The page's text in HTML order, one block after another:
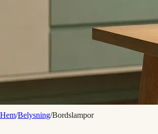
Hem/Belysning/Bordslampor